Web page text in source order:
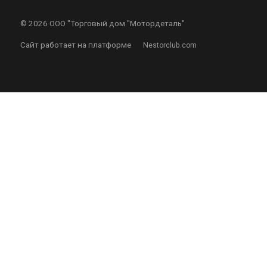
© 2026 ООО "Торговый дом "Мотордеталь"
Сайт работает на платформе Nestorclub.com